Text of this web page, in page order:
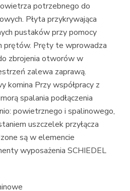
potrzebnego do
Płyta przykrywająca
pustaków przy pomocy
prętów. Pręty te wprowadza
zbrojenia otworów w
zalewa zaprawą.
komina Przy współpracy z
spalania podłączenia
powietrznego i spalinowego,
uszczelek przyłącza
są w elemencie
wyposażenia SCHIEDEL